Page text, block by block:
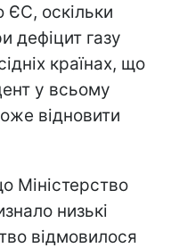
ЄС, оскільки
дефіцит газу
країнах, що
у всьому
відновити
Міністерство
низькі
відмовилося